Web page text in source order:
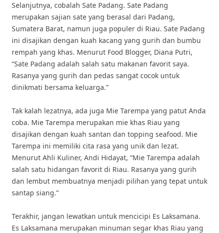
Selanjutnya, cobalah Sate Padang. Sate Padang
merupakan sajian sate yang berasal dari Padang,
Sumatera Barat, namun juga populer di Riau. Sate Padang
ini disajikan dengan kuah kacang yang gurih dan bumbu
rempah yang khas. Menurut Food Blogger, Diana Putri,
“Sate Padang adalah salah satu makanan favorit saya.
Rasanya yang gurih dan pedas sangat cocok untuk
dinikmati bersama keluarga.”
Tak kalah lezatnya, ada juga Mie Tarempa yang patut Anda
coba. Mie Tarempa merupakan mie khas Riau yang
disajikan dengan kuah santan dan topping seafood. Mie
Tarempa ini memiliki cita rasa yang unik dan lezat.
Menurut Ahli Kuliner, Andi Hidayat, “Mie Tarempa adalah
salah satu hidangan favorit di Riau. Rasanya yang gurih
dan lembut membuatnya menjadi pilihan yang tepat untuk
santap siang.”
Terakhir, jangan lewatkan untuk mencicipi Es Laksamana.
Es Laksamana merupakan minuman segar khas Riau yang